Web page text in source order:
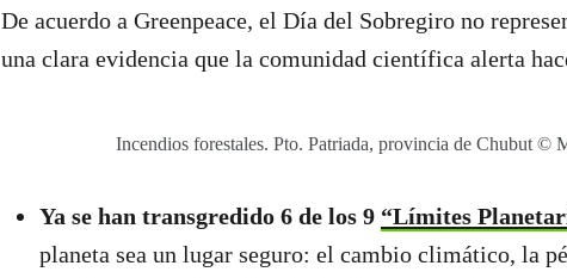
De acuerdo a Greenpeace, el Día del Sobregiro no
una clara evidencia que la comunidad científica alerta
Incendios forestales. Pto. Patriada, provincia de Chubut ©
Ya se han transgredido 6 de los 9 “Límites
planeta sea un lugar seguro: el cambio climático, la